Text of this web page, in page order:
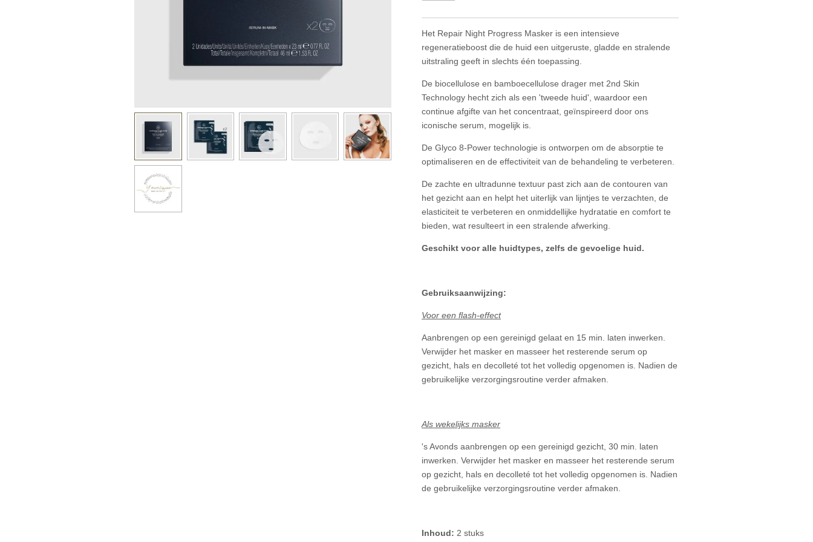
Het Repair Night Progress Masker is een intensieve
regeneratieboost die de huid een uitgeruste, gladde en stralende
uitstraling geeft in slechts één toepassing.
De biocellulose en bamboecellulose drager met 2nd Skin
Technology hecht zich als een 'tweede huid', waardoor een
continue afgifte van het concentraat, geïnspireerd door ons
iconische serum, mogelijk is.
De Glyco 8-Power technologie is ontworpen om de absorptie te
optimaliseren en de effectiviteit van de behandeling te verbeteren.
De zachte en ultradunne textuur past zich aan de contouren van
het gezicht aan en helpt het uiterlijk van lijntjes te verzachten, de
elasticiteit te verbeteren en onmiddellijke hydratatie en comfort te
bieden, wat resulteert in een stralende afwerking.
Geschikt voor alle huidtypes, zelfs de gevoelige huid.
Gebruiksaanwijzing:
Voor een flash-effect
Aanbrengen op een gereinigd gelaat en 15 min. laten inwerken.
Verwijder het masker en masseer het resterende serum op
gezicht, hals en decolleté tot het volledig opgenomen is. Nadien de
gebruikelijke verzorgingsroutine verder afmaken.
Als wekelijks masker
's Avonds aanbrengen op een gereinigd gezicht, 30 min. laten
inwerken. Verwijder het masker en masseer het resterende serum
op gezicht, hals en decolleté tot het volledig opgenomen is. Nadien
de gebruikelijke verzorgingsroutine verder afmaken.
Inhoud: 2 stuks